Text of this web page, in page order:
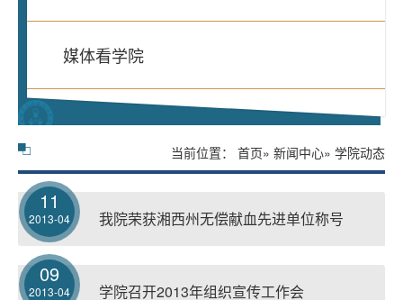
媒体看学院
当前位置： 首页» 新闻中心» 学院动态
11
2013-04 我院荣获湘西州无偿献血先进单位称号
09
2013-04 学院召开2013年组织宣传工作会